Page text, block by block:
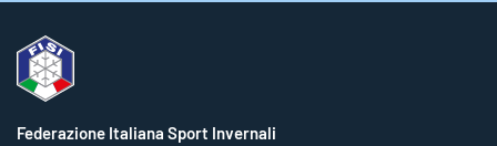
Federazione Italiana Sport Invernali